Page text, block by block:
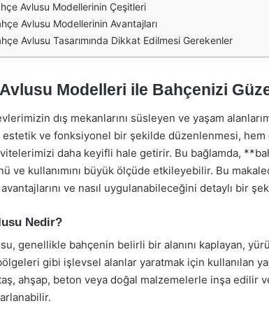
Avlusu Modellerinin Çeşitleri
Avlusu Modellerinin Avantajları
Avlusu Tasarımında Dikkat Edilmesi Gerekenler
Modelleri ile Bahçenizi
dış mekanlarını süsleyen ve yaşam
ve fonksiyonel bir şekilde düzenlenmesi, hem
daha keyifli hale getirir. Bu bağlamda,
ve kullanımını büyük ölçüde etkileyebilir. Bu
ve nasıl uygulanabileceğini detaylı bir
Nedir?
genellikle bahçenin belirli bir alanını kaplayan,
gibi işlevsel alanlar yaratmak için kullanılan
ahşap, beton veya doğal malzemelerle inşa edilir